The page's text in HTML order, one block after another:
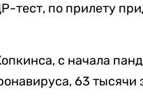
тест, по прилету
с начала
63 тысячи